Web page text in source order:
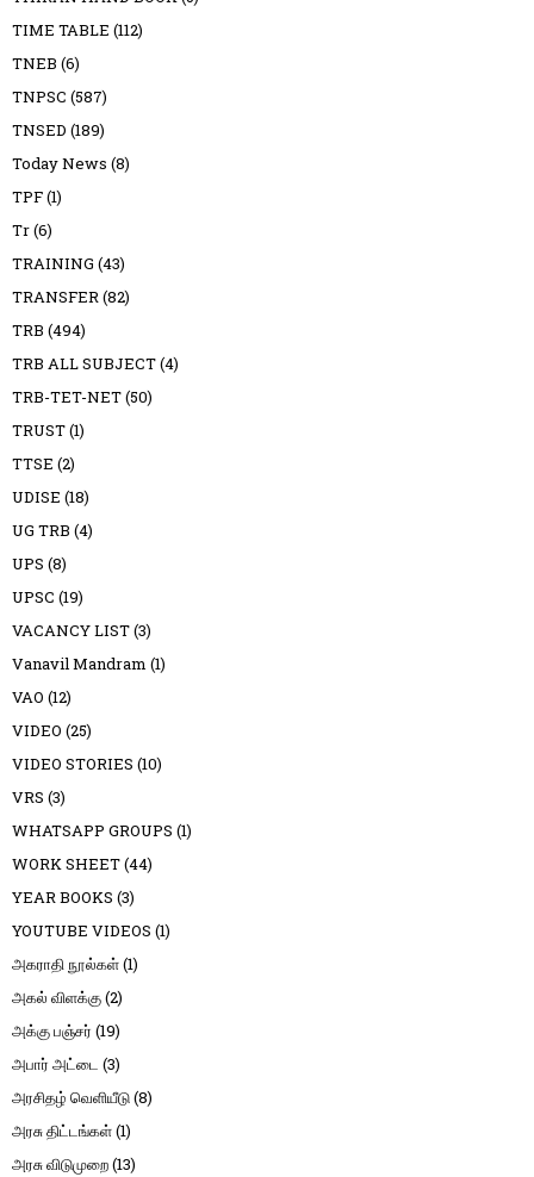
TIME TABLE (112)
TNEB (6)
TNPSC (587)
TNSED (189)
Today News (8)
TPF(1)
Tr(6)
TRAINING (43)
TRANSFER(82)
TRB (494)
TRB ALL SUBJECT(4)
TRB-TET-NET(50)
TRUST(1)
TTSE (2)
UDISE (18)
UG TRB (4)
UPS (8)
UPSC (19)
VACANCY LIST(3)
Vanavil Mandram (1)
VAO (12)
VIDEO (25)
VIDEO STORIES (10)
VRS (3)
WHATSAPP GROUPS (1)
WORK SHEET(44)
YEAR BOOKS (3)
YOUTUBE VIDEOS (1)
அகராதி நூல்கள்(1)
அகல் விளக்கு(2)
அக்கு பஞ்சர் (19)
அபார் அட்டை (3)
அரசிதழ் வெளியீடு(8)
அரசு திட்டங்கள்(1)
அரசு விடுமுறை(13)